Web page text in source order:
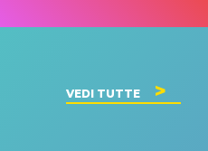
VEDI TUTTE